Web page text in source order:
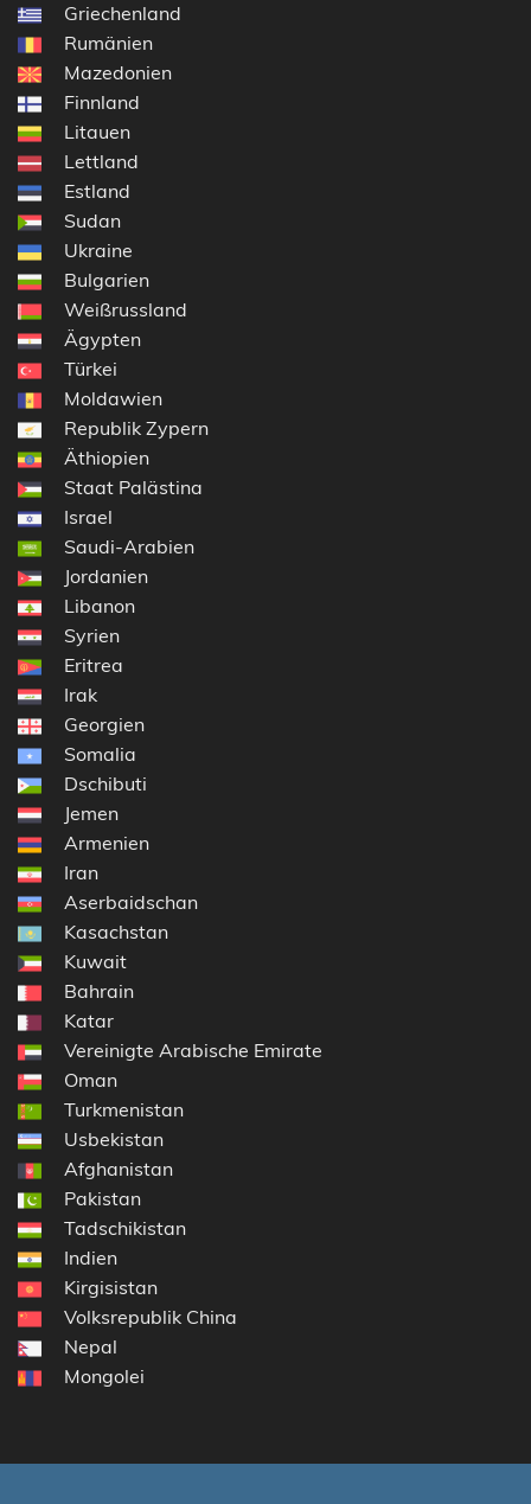
Griechenland
Rumänien
Mazedonien
Finnland
Litauen
Lettland
Estland
Sudan
Ukraine
Bulgarien
Weißrussland
Ägypten
Türkei
Moldawien
Republik Zypern
Äthiopien
Staat Palästina
Israel
Saudi-Arabien
Jordanien
Libanon
Syrien
Eritrea
Irak
Georgien
Somalia
Dschibuti
Jemen
Armenien
Iran
Aserbaidschan
Kasachstan
Kuwait
Bahrain
Katar
Vereinigte Arabische Emirate
Oman
Turkmenistan
Usbekistan
Afghanistan
Pakistan
Tadschikistan
Indien
Kirgisistan
Volksrepublik China
Nepal
Mongolei